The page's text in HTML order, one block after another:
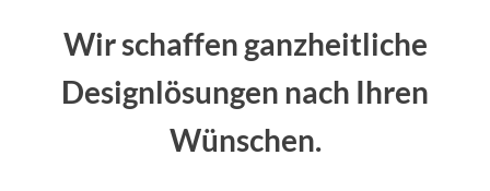
Wir schaffen ganzheitliche
Designlösungen nach Ihren
Wünschen.